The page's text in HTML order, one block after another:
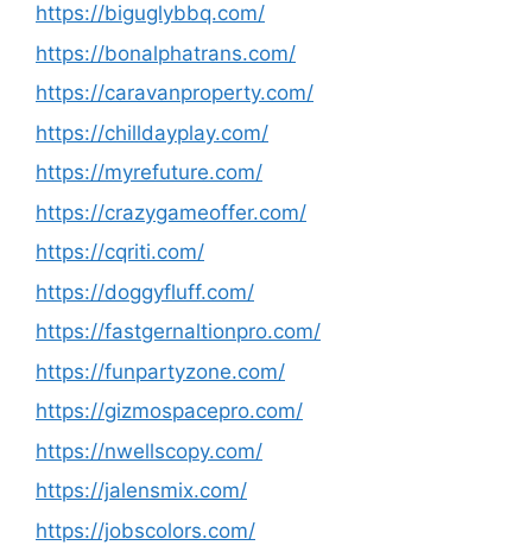
https://biguglybbq.com/
https://bonalphatrans.com/
https://caravanproperty.com/
https://chilldayplay.com/
https://myrefuture.com/
https://crazygameoffer.com/
https://cqriti.com/
https://doggyfluff.com/
https://fastgernaltionpro.com/
https://funpartyzone.com/
https://gizmospacepro.com/
https://nwellscopy.com/
https://jalensmix.com/
https://jobscolors.com/